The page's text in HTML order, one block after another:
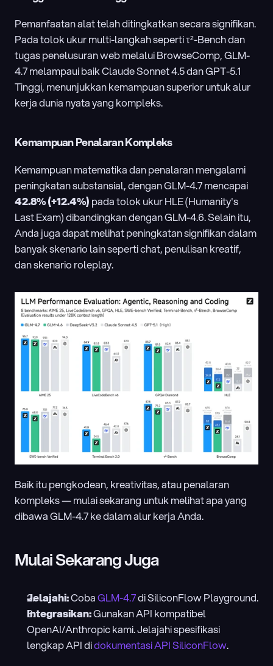
Pemanfaatan alat telah ditingkatkan secara signifikan.
Pada tolok ukur multi-langkah seperti τ²-Bench dan
tugas penelusuran web melalui BrowseComp, GLM-
4.7 melampaui baik Claude Sonnet 4.5 dan GPT-5.1
Tinggi, menunjukkan kemampuan superior untuk alur
kerja dunia nyata yang kompleks.
Kemampuan Penalaran Kompleks
Kemampuan matematika dan penalaran mengalami
42.8% (+12.4%) pada tolok ukur HLE (Humanity's
Last Exam) dibandingkan dengan GLM-4.6. Selain itu,
Anda juga dapat melihat peningkatan signifikan dalam
banyak skenario lain seperti chat, penulisan kreatif,
dan skenario roleplay.
Baik itu pengkodean, kreativitas, atau penalaran
kompleks — mulai sekarang untuk melihat apa yang
dibawa GLM-4.7 ke dalam alur kerja Anda.
Mulai Sekarang Juga
Jelajahi: Coba GLM-4.7 di SiliconFlow Playground.
Integrasikan: Gunakan API kompatibel
OpenAI/Anthropic kami. Jelajahi spesifikasi
lengkap API di dokumentasi API SiliconFlow.